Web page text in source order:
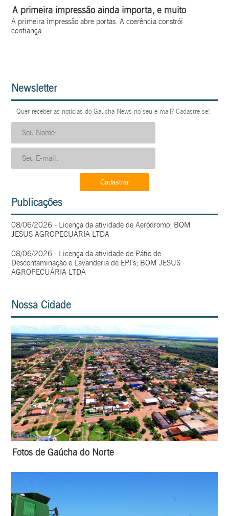
A primeira impressão ainda importa, e muito
A primeira impressão abre portas. A coerência constrói
confiança.
Newsletter
Quer receber as notícias do Gaúcha News no seu e-mail? Cadastre-se!
Publicações
08/06/2026 - Licença da atividade de Aeródromo; BOM
JESUS AGROPECUÁRIA LTDA
08/06/2026 - Licença da atividade de Pátio de
Descontaminação e Lavanderia de EPI’s; BOM JESUS
AGROPECUÁRIA LTDA
Nossa Cidade
Fotos de Gaúcha do Norte